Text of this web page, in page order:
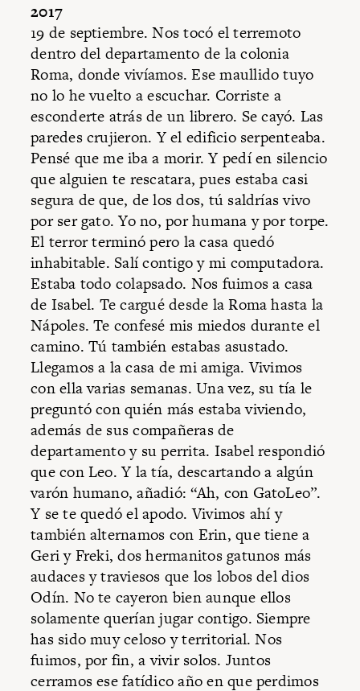
2017
19 de septiembre. Nos tocó el terremoto
dentro del departamento de la colonia
Roma, donde vivíamos. Ese maullido tuyo
no lo he vuelto a escuchar. Corriste a
esconderte atrás de un librero. Se cayó. Las
paredes crujieron. Y el edificio serpenteaba.
Pensé que me iba a morir. Y pedí en silencio
que alguien te rescatara, pues estaba casi
segura de que, de los dos, tú saldrías vivo
por ser gato. Yo no, por humana y por torpe.
El terror terminó pero la casa quedó
inhabitable. Salí contigo y mi computadora.
Estaba todo colapsado. Nos fuimos a casa
de Isabel. Te cargué desde la Roma hasta la
Nápoles. Te confesé mis miedos durante el
camino. Tú también estabas asustado.
Llegamos a la casa de mi amiga. Vivimos
con ella varias semanas. Una vez, su tía le
preguntó con quién más estaba viviendo,
además de sus compañeras de
departamento y su perrita. Isabel respondió
que con Leo. Y la tía, descartando a algún
varón humano, añadió: “Ah, con GatoLeo”.
Y se te quedó el apodo. Vivimos ahí y
también alternamos con Erin, que tiene a
Geri y Freki, dos hermanitos gatunos más
audaces y traviesos que los lobos del dios
Odín. No te cayeron bien aunque ellos
solamente querían jugar contigo. Siempre
has sido muy celoso y territorial. Nos
fuimos, por fin, a vivir solos. Juntos
cerramos ese fatídico año en que perdimos